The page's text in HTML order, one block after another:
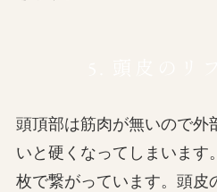
頭頂部は筋肉が無いので外
いと硬くなってしまいます
枚で繋がっています。頭皮